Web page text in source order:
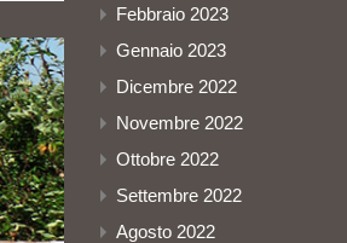
Febbraio 2023
Gennaio 2023
Dicembre 2022
Novembre 2022
Ottobre 2022
Settembre 2022
Agosto 2022